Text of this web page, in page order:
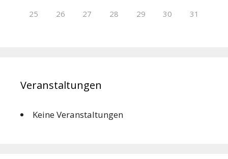
25 26 27 28 29 30 31
Veranstaltungen
Keine Veranstaltungen